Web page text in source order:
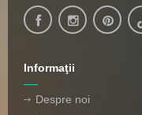
Informaţii
Despre noi